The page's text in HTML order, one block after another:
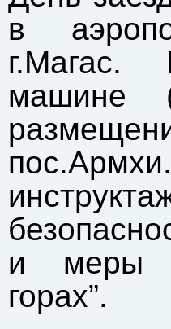
в
машине
и меры
горах”.